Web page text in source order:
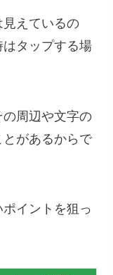
見えているの
タップする場
周辺や文字の
があるからで
イントを狙っ